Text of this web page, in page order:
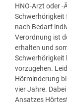
HNO-Arzt oder -
Schwerhörigkeit
nach Bedarf
Verordnung ist
erhalten und
Schwerhörigkeit
vorzugehen.
Hörminderung
vier Jahre.
Ansatzes